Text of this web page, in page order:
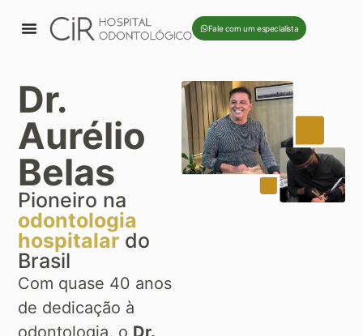
Fale com um especialista
Dr.
Aurélio
Belas
Pioneiro na
odontologia
hospitalar do
Brasil
Com quase 40 anos
de dedicação à
odontologia, o Dr.